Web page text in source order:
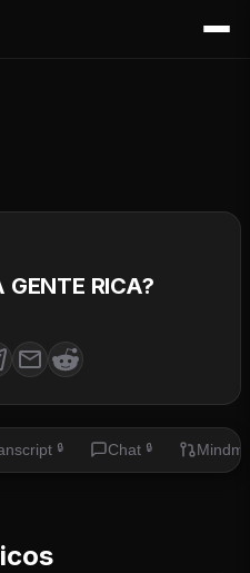
GENTE RICA?
🔒 Chat 🔒